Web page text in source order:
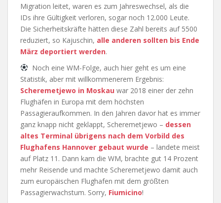
Migration leitet, waren es zum Jahreswechsel, als die
IDs ihre Gültigkeit verloren, sogar noch 12.000 Leute.
Die Sicherheitskräfte hätten diese Zahl bereits auf 5500
reduziert, so Kajuschin, alle anderen sollten bis Ende
März deportiert werden.
Noch eine WM-Folge, auch hier geht es um eine
Statistik, aber mit willkommenerem Ergebnis:
Scheremetjewo in Moskau war 2018 einer der zehn
Flughäfen in Europa mit dem höchsten
Passagieraufkommen. In den Jahren davor hat es immer
ganz knapp nicht geklappt, Scheremetjewo – dessen
altes Terminal übrigens nach dem Vorbild des
Flughafens Hannover gebaut wurde – landete meist
auf Platz 11. Dann kam die WM, brachte gut 14 Prozent
mehr Reisende und machte Scheremetjewo damit auch
zum europäischen Flughafen mit dem größten
Passagierwachstum. Sorry, Fiumicino!